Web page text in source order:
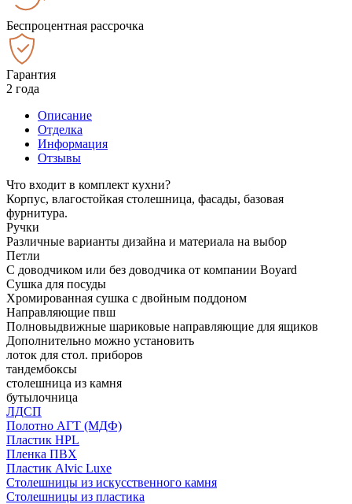
Беспроцентная рассрочка
Гарантия
2 года
Описание
Отделка
Информация
Отзывы
Что входит в комплект кухни?
Корпус, влагостойкая столешница, фасады, базовая
фурнитура.
Ручки
Различные варианты дизайна и материала на выбор
Петли
С доводчиком или без доводчика от компании Boyard
Сушка для посуды
Хромированная сушка с двойным поддоном
Направляющие пвш
Полновыдвижные шариковые направляющие для ящиков
Дополнительно можно установить
лоток для стол. приборов
тандембоксы
столешница из камня
бутылочница
ЛДСП
Полотно АГТ (МДФ)
Пластик HPL
Пленка ПВХ
Пластик Alvic Luxe
Столешницы из искусственного камня
Столешницы из пластика